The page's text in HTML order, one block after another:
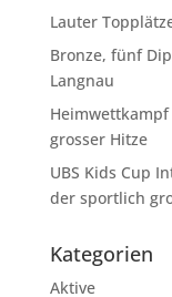
Lauter
Bronze, fünf
Langnau
grosser Hitze
UBS Kids Cup
der sportlich
Kategorien
Aktive